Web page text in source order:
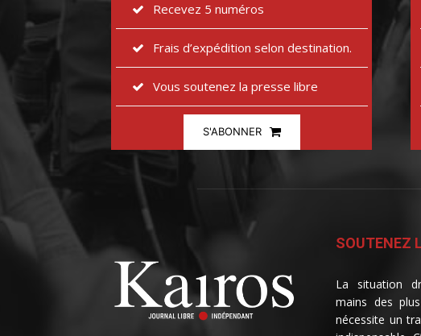
Recevez 5 numéros
Frais d’expédition selon destination.
Vous soutenez la presse libre
S'ABONNER
SOUTENEZ
La situation
mains des
nécessite un